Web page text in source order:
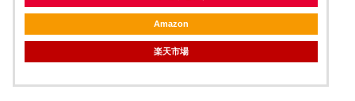
Amazon
楽天市場